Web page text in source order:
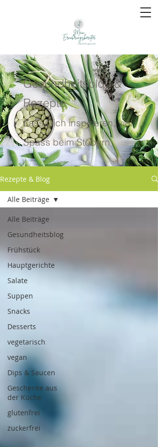
Gesundheitsblog &
Rezepte
Lass Dich inspirieren, viel
Spass beim Stöbern
Rezepte & Blog
Alle Beiträge
Gesundheitsblog
Frühstück
Hauptgerichte
Salate
Suppen
Snacks
Desserts
vegetarisch
vegan
Dips & Saucen
Geschenke aus
der Küche
glutenfrei
zuckerfrei
Alle Beiträge